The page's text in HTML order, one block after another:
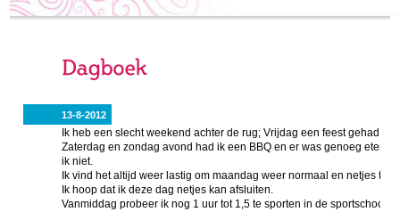
13-8-2012
Ik heb een slecht weekend achter de rug; Vrijdag een feest gehad
Zaterdag en zondag avond had ik een BBQ en er was genoeg eten
ik niet.
Ik vind het altijd weer lastig om maandag weer normaal en netjes te
Ik hoop dat ik deze dag netjes kan afsluiten.
Vanmiddag probeer ik nog 1 uur tot 1,5 te sporten in de sportschool :